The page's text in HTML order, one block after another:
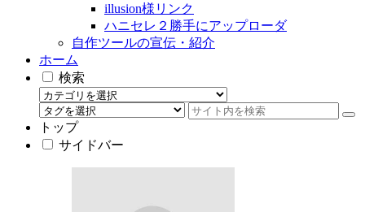
illusion様リンク
ハニセレ２勝手にアップローダ
自作ツールの宣伝・紹介
ホーム
検索
トップ
サイドバー